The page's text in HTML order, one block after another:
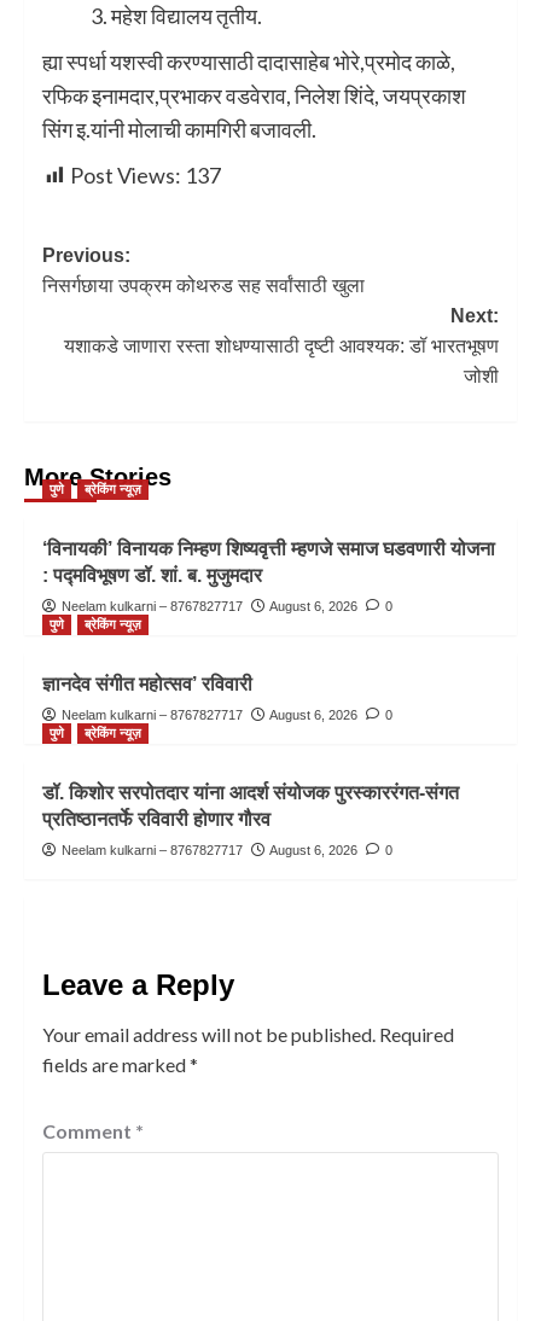
महेश विद्यालय तृतीय.
ह्या स्पर्धा यशस्वी करण्यासाठी दादासाहेब भोरे,प्रमोद काळे,
रफिक इनामदार,प्रभाकर वडवेराव, निलेश शिंदे, जयप्रकाश
सिंग इ.यांनी मोलाची कामगिरी बजावली.
Post Views: 137
Previous:
निसर्गछाया उपक्रम कोथरुड सह सर्वांसाठी खुला
Next:
यशाकडे जाणारा रस्ता शोधण्यासाठी दृष्टी आवश्यक: डॉ भारतभूषण
जोशी
More Stories
पुणे ब्रेकिंग न्यूज़
‘विनायकी’ विनायक निम्हण शिष्यवृत्ती म्हणजे समाज घडवणारी योजना
: पद्मविभूषण डॉ. शां. ब. मुजुमदार
Neelam kulkarni – 8767827717 August 6, 2026
0
पुणे
ब्रेकिंग न्यूज़
ज्ञानदेव संगीत महोत्सव’ रविवारी
Neelam kulkarni – 8767827717 August 6, 2026
0
पुणे
ब्रेकिंग न्यूज़
डॉ. किशोर सरपोतदार यांना आदर्श संयोजक पुरस्काररंगत-संगत
प्रतिष्ठानतर्फे रविवारी होणार गौरव
Neelam kulkarni – 8767827717 August 6, 2026 0
Leave a Reply
Your email address will not be published. Required
fields are marked*
Comment *